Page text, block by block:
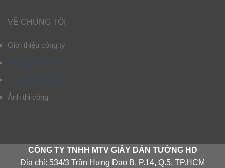
VỀ CHÚNG TÔI
Giới thiệu công ty
Thông tin liên hệ
Tư vấn chọn mẫu
Ảnh thi công
CÔNG TY TNHH MTV GIẤY DÁN TƯỜNG HD
Địa chỉ: 534/3 Trần Hưng Đạo B, P.14, Q.5, TP.HCM